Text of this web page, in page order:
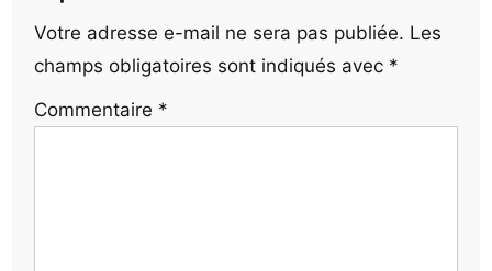
Votre adresse e-mail ne sera pas publiée. Les
champs obligatoires sont indiqués avec *
Commentaire *